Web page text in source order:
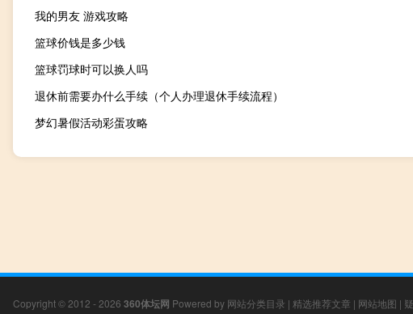
我的男友 游戏攻略
篮球价钱是多少钱
篮球罚球时可以换人吗
退休前需要办什么手续（个人办理退休手续流程）
梦幻暑假活动彩蛋攻略
Copyright © 2012 - 2026 360体坛网 Powered by 网站分类目录 | 精选推荐文章 | 网站地图 |